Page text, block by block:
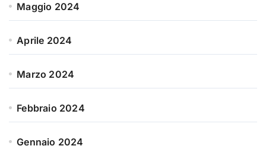
Maggio 2024
Aprile 2024
Marzo 2024
Febbraio 2024
Gennaio 2024